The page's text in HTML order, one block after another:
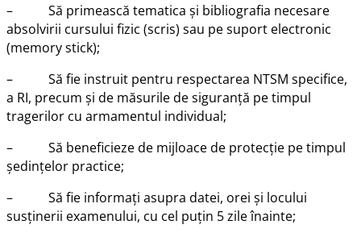
– Să primească tematica și bibliografia necesare
absolvirii cursului fizic (scris) sau pe suport electronic
(memory stick);
– Să fie instruit pentru respectarea NTSM specifice,
a RI, precum și de măsurile de siguranță pe timpul
tragerilor cu armamentul individual;
– Să beneficieze de mijloace de protecție pe timpul
ședințelor practice;
– Să fie informați asupra datei, orei și locului
susținerii examenului, cu cel puțin 5 zile înainte;